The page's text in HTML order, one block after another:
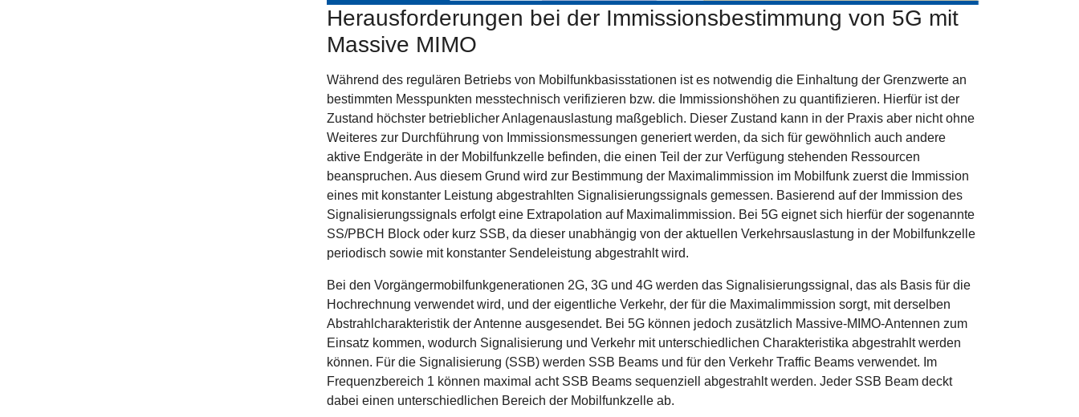
Herausforderungen bei der Immissionsbestimmung von 5G mit
Massive MIMO
Während des regulären Betriebs von Mobilfunkbasisstationen ist es notwendig die Einhaltung der Grenzwerte an
bestimmten Messpunkten messtechnisch verifizieren bzw. die Immissionshöhen zu quantifizieren. Hierfür ist der
Zustand höchster betrieblicher Anlagenauslastung maßgeblich. Dieser Zustand kann in der Praxis aber nicht ohne
Weiteres zur Durchführung von Immissionsmessungen generiert werden, da sich für gewöhnlich auch andere
aktive Endgeräte in der Mobilfunkzelle befinden, die einen Teil der zur Verfügung stehenden Ressourcen
beanspruchen. Aus diesem Grund wird zur Bestimmung der Maximalimmission im Mobilfunk zuerst die Immission
eines mit konstanter Leistung abgestrahlten Signalisierungssignals gemessen. Basierend auf der Immission des
Signalisierungssignals erfolgt eine Extrapolation auf Maximalimmission. Bei 5G eignet sich hierfür der sogenannte
SS/PBCH Block oder kurz SSB, da dieser unabhängig von der aktuellen Verkehrsauslastung in der Mobilfunkzelle
periodisch sowie mit konstanter Sendeleistung abgestrahlt wird.
Bei den Vorgängermobilfunkgenerationen 2G, 3G und 4G werden das Signalisierungssignal, das als Basis für die
Hochrechnung verwendet wird, und der eigentliche Verkehr, der für die Maximalimmission sorgt, mit derselben
Abstrahlcharakteristik der Antenne ausgesendet. Bei 5G können jedoch zusätzlich Massive-MIMO-Antennen zum
Einsatz kommen, wodurch Signalisierung und Verkehr mit unterschiedlichen Charakteristika abgestrahlt werden
können. Für die Signalisierung (SSB) werden SSB Beams und für den Verkehr Traffic Beams verwendet. Im
Frequenzbereich 1 können maximal acht SSB Beams sequenziell abgestrahlt werden. Jeder SSB Beam deckt
dabei einen unterschiedlichen Bereich der Mobilfunkzelle ab.